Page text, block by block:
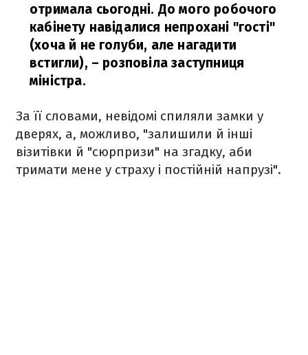
отримала сьогодні. До мого робочого
кабінету навідалися непрохані "гості"
(хоча й не голуби, але нагадити
встигли), – розповіла заступниця
міністра.
За її словами, невідомі спиляли замки у
дверях, а, можливо, "залишили й інші
візитівки й "сюрпризи" на згадку, аби
тримати мене у страху і постійній напрузі".